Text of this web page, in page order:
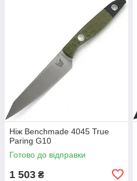
Ніж Benchmade 4045 True
Paring G10
Готово до відправки
1 503 ₴